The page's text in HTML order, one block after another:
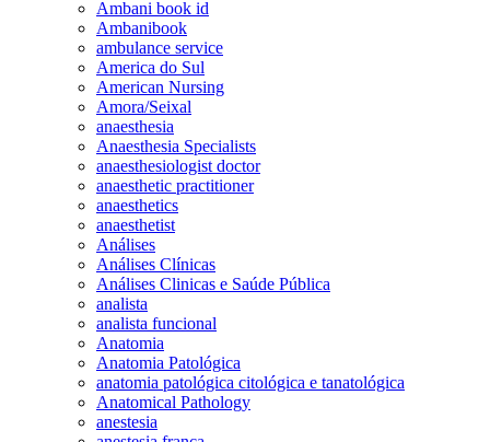
Ambani book id
Ambanibook
ambulance service
America do Sul
American Nursing
Amora/Seixal
anaesthesia
Anaesthesia Specialists
anaesthesiologist doctor
anaesthetic practitioner
anaesthetics
anaesthetist
Análises
Análises Clínicas
Análises Clinicas e Saúde Pública
analista
analista funcional
Anatomia
Anatomia Patológica
anatomia patológica citológica e tanatológica
Anatomical Pathology
anestesia